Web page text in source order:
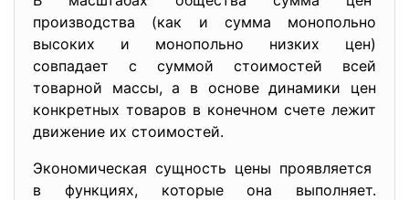
производства (как и сумма монопольно
высоких и монопольно низких цен)
совпадает с суммой стоимостей всей
товарной массы, а в основе динамики цен
конкретных товаров в конечном счете лежит
движение их стоимостей.
Экономическая сущность цены проявляется
в функциях, которые она выполняет.